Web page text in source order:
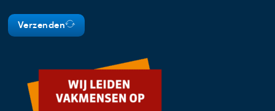
Verzenden